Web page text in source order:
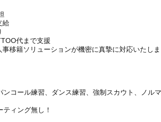
給
代まで支援
移籍ソリューションが機密に真摯に対応いたしま
コール練習、ダンス練習、強制スカウト、ノル
ィング無し！